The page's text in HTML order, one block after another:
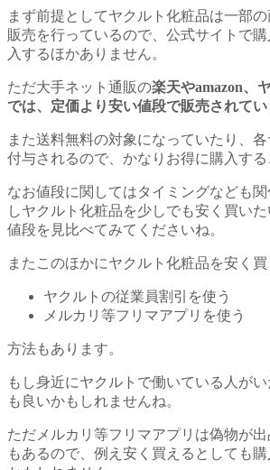
まず前提としてヤクルト化粧品は一部
販売を行っているので、公式サイトで
入するほかありません。
ただ大手ネット通販の楽天やamazon、
では、定価より安い値段で販売されてい
また送料無料の対象になっていたり、
付与されるので、かなりお得に購入す
なお値段に関してはタイミングなども
しヤクルト化粧品を少しでも安く買い
値段を見比べてみてくださいね。
またこのほかにヤクルト化粧品を安く買
ヤクルトの従業員割引を使う
メルカリ等フリマアプリを使う
方法もあります。
もし身近にヤクルトで働いている人が
も良いかもしれませんね。
ただメルカリ等フリマアプリは偽物が
もあるので、例え安く買えるとしても